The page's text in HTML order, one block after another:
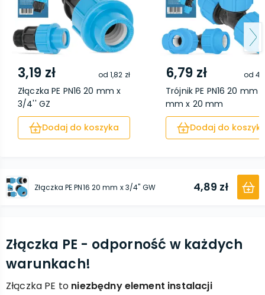
3,19 zł od1,82 zł
Złączka PE PN16 20 mm x
3/4'' GZ
Dodaj do koszyka
6,79 zł od
Trójnik PE PN16 20 mm
mm x 20 mm
Dodaj do
Złączka PE PN16 20 mm x 3/4'' GW 4,89 zł
Złączka PE - odporność w każdych
warunkach!
Złączka PE to niezbędny element instalacji